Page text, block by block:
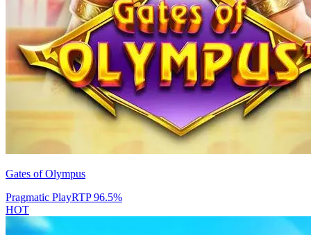
Gates of Olympus
Pragmatic PlayRTP96.5%
HOT